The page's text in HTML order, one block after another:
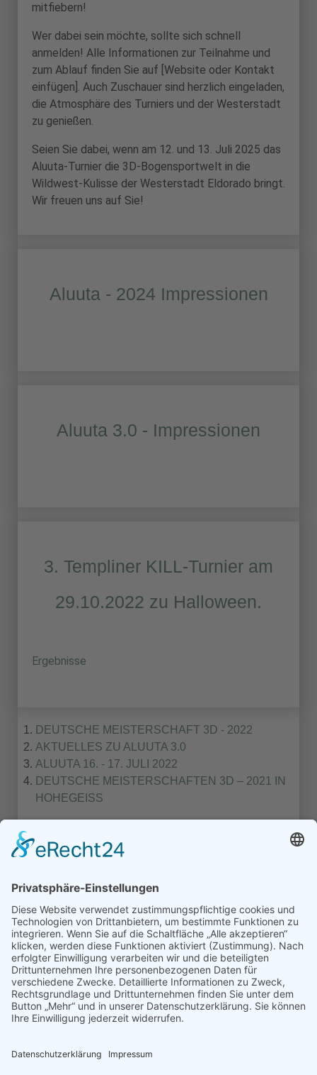
mitfiebern!
Wer dabei sein möchte, sollte sich schnell
anmelden! Alle Informationen zur Teilnahme und
zum Ablauf finden Sie auf [Website oder Kontakt
einfügen]. Auch Zuschauer sind herzlich eingeladen,
die Atmosphäre des Turniers und der Westerstadt
zu genießen.
Seien Sie dabei, wenn am 12. und 13. Juli 2025 das
Aluuta-Turnier die 3D-Bogensportwelt in die
Wildwest-Kulisse der Westerstadt Eldorado bringt.
Wir freuen uns auf Sie!
Aluuta - 2024 Impressionen
Aluuta 3.0 - Impressionen
3. Templiner KILL-Turnier am
29.10.2022 zu Halloween.
Ergebnisse
DEUTSCHE MEISTERSCHAFT 3D - 2022
AKTUELLES ZU ALUUTA 3.0
ALUUTA 16. - 17. JULI 2022
DEUTSCHE MEISTERSCHAFTEN 3D – 2021 IN
HOHEGEISS
Turniere Extern
Turniere in Templin
Turniere Nordmans CUP